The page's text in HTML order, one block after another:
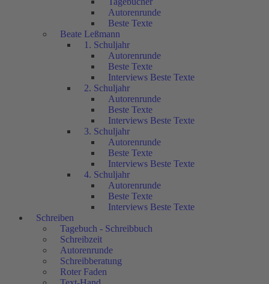
Autorenrunde
Beste Texte
Beate Leßmann
1. Schuljahr
Autorenrunde
Beste Texte
Interviews Beste Texte
2. Schuljahr
Autorenrunde
Beste Texte
Interviews Beste Texte
3. Schuljahr
Autorenrunde
Beste Texte
Interviews Beste Texte
4. Schuljahr
Autorenrunde
Beste Texte
Interviews Beste Texte
Schreiben
Tagebuch - Schreibbuch
Schreibzeit
Autorenrunde
Schreibberatung
Roter Faden